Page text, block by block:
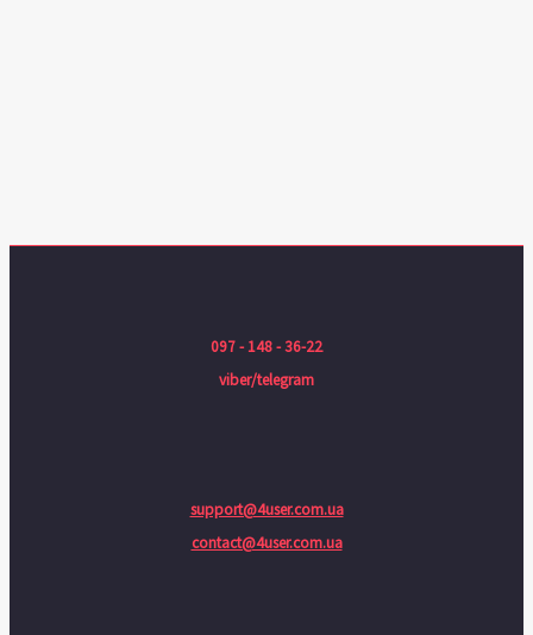
097 - 148 - 36-22
viber/telegram
support@4user.com.ua
contact@4user.com.ua